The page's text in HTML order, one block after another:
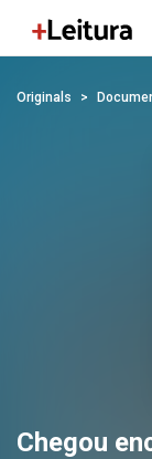
Originals
Chegou